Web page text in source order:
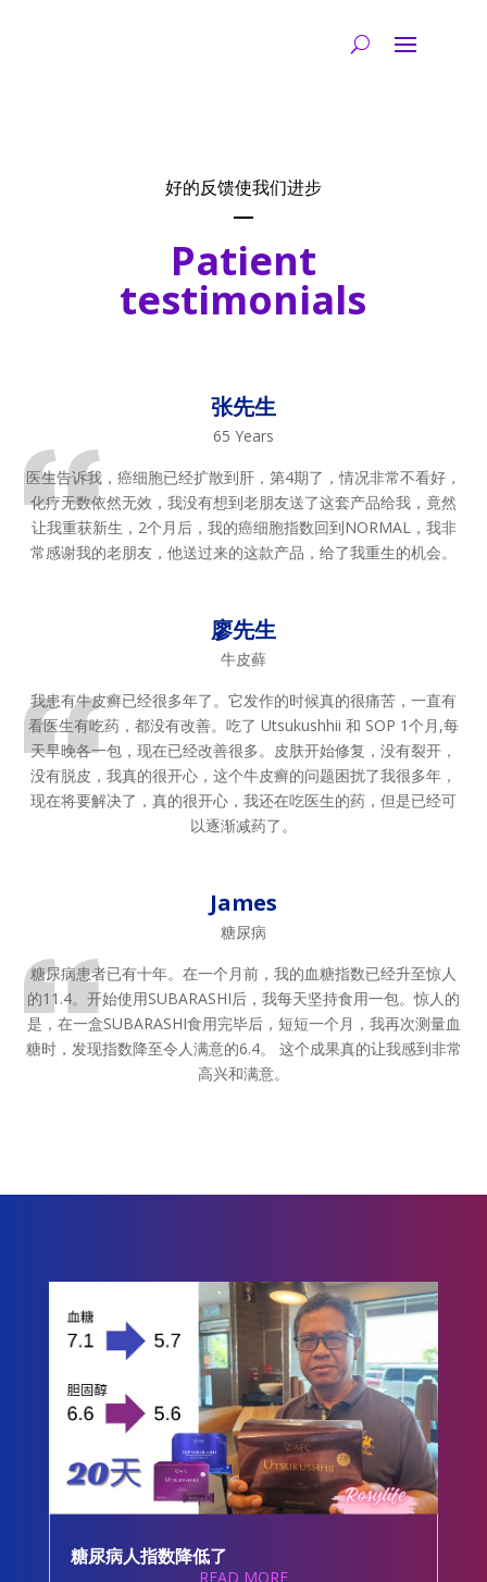
好的反馈使我们进步
Patient
testimonials
张先生
65 Years
医生告诉我，癌细胞已经扩散到肝，第4期了，情况非常不看好，
化疗无数依然无效，我没有想到老朋友送了这套产品给我，竟然
让我重获新生，2个月后，我的癌细胞指数回到NORMAL，我非
常感谢我的老朋友，他送过来的这款产品，给了我重生的机会。
廖先生
牛皮藓
我患有牛皮癣已经很多年了。它发作的时候真的很痛苦，一直有
看医生有吃药，都没有改善。吃了 Utsukushhii 和 SOP 1个月,每
天早晚各一包，现在已经改善很多。皮肤开始修复，没有裂开，
没有脱皮，我真的很开心，这个牛皮癣的问题困扰了我很多年，
现在将要解决了，真的很开心，我还在吃医生的药，但是已经可
以逐渐减药了。
James
糖尿病
糖尿病患者已有十年。在一个月前，我的血糖指数已经升至惊人
的11.4。开始使用SUBARASHI后，我每天坚持食用一包。惊人的
是，在一盒SUBARASHI食用完毕后，短短一个月，我再次测量血
糖时，发现指数降至令人满意的6.4。 这个成果真的让我感到非常
高兴和满意。
糖尿病人指数降低了
READ MORE